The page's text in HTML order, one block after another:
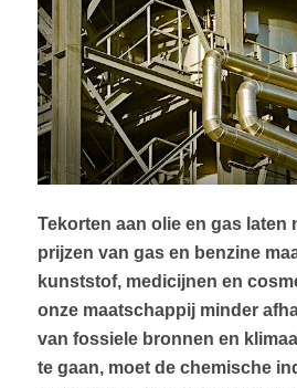
Tekorten aan olie en gas laten
prijzen van gas en benzine
kunststof, medicijnen en
onze maatschappij minder
van fossiele bronnen en
te gaan, moet de chemische